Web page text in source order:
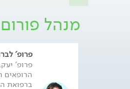
מנהל
פרופ'
פרופ'
הרופאים
ברפואת